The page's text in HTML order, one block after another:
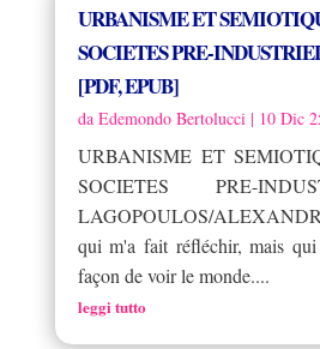
URBANISME ET
SOCIETES PRE-
[PDF, EPUB]
da Edemondo Bertolucci| 10 Dic
URBANISME ET
SOCIETES PRE-
LAGOPOULOS/
qui m'a fait réfléchir, mais
façon de voir le monde....
leggi tutto